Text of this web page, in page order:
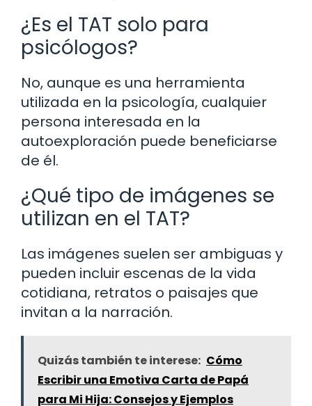
¿Es el TAT solo para
psicólogos?
No, aunque es una herramienta
utilizada en la psicología, cualquier
persona interesada en la
autoexploración puede beneficiarse
de él.
¿Qué tipo de imágenes se
utilizan en el TAT?
Las imágenes suelen ser ambiguas y
pueden incluir escenas de la vida
cotidiana, retratos o paisajes que
invitan a la narración.
Quizás también te interese: Cómo
Escribir una Emotiva Carta de Papá
para Mi Hija: Consejos y Ejemplos